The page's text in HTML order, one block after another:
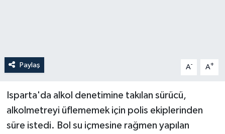
Paylaş A- A+
Isparta'da alkol denetimine takılan sürücü,
alkolmetreyi üflememek için polis ekiplerinden
süre istedi. Bol su içmesine rağmen yapılan